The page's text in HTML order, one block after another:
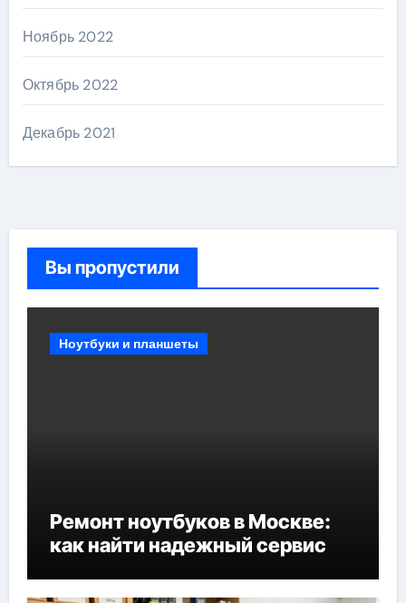
Ноябрь 2022
Октябрь 2022
Декабрь 2021
Вы пропустили
Ноутбуки и планшеты
Ремонт ноутбуков в Москве:
как найти надежный сервис